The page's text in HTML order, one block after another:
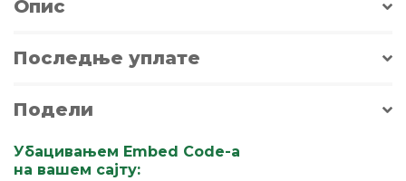
Опис
Последње уплате
Подели
Убацивањем Embed Code-a
на вашем сајту: